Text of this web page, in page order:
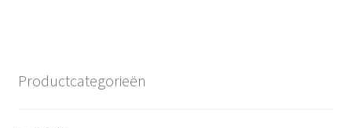
Productcategorieën